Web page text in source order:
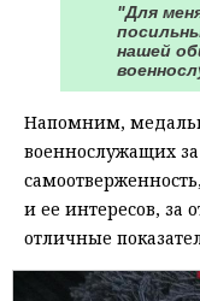
"Для
нашей
Напомним,
военнослужащих
и ее интересов, за
отличные